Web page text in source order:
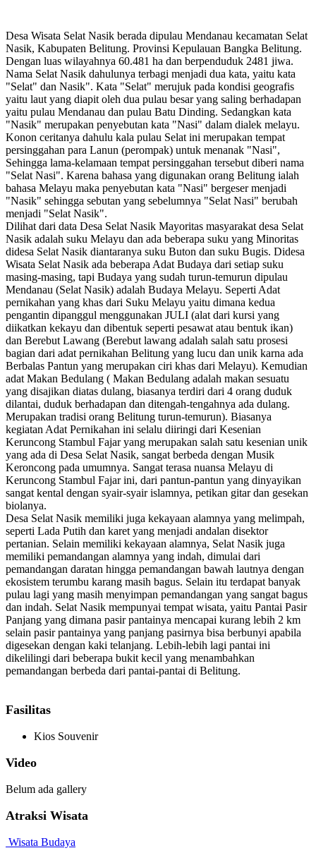
Desa Wisata Selat Nasik berada dipulau Mendanau kecamatan Selat
Nasik, Kabupaten Belitung. Provinsi Kepulauan Bangka Belitung.
Dengan luas wilayahnya 60.481 ha dan berpenduduk 2481 jiwa.
Nama Selat Nasik dahulunya terbagi menjadi dua kata, yaitu kata
"Selat" dan Nasik". Kata "Selat" merujuk pada kondisi geografis
yaitu laut yang diapit oleh dua pulau besar yang saling berhadapan
yaitu pulau Mendanau dan pulau Batu Dinding. Sedangkan kata
"Nasik" merupakan penyebutan kata "Nasi" dalam dialek melayu.
Konon ceritanya dahulu kala pulau Selat ini merupakan tempat
persinggahan para Lanun (perompak) untuk menanak "Nasi",
Sehingga lama-kelamaan tempat persinggahan tersebut diberi nama
"Selat Nasi". Karena bahasa yang digunakan orang Belitung ialah
bahasa Melayu maka penyebutan kata "Nasi" bergeser menjadi
"Nasik" sehingga sebutan yang sebelumnya "Selat Nasi" berubah
menjadi "Selat Nasik".
Dilihat dari data Desa Selat Nasik Mayoritas masyarakat desa Selat
Nasik adalah suku Melayu dan ada beberapa suku yang Minoritas
didesa Selat Nasik diantaranya suku Buton dan suku Bugis. Didesa
Wisata Selat Nasik ada beberapa Adat Budaya dari setiap suku
masing-masing, tapi Budaya yang sudah turun-temurun dipulau
Mendanau (Selat Nasik) adalah Budaya Melayu. Seperti Adat
pernikahan yang khas dari Suku Melayu yaitu dimana kedua
pengantin dipanggul menggunakan JULI (alat dari kursi yang
diikatkan kekayu dan dibentuk seperti pesawat atau bentuk ikan)
dan Berebut Lawang (Berebut lawang adalah salah satu prosesi
bagian dari adat pernikahan Belitung yang lucu dan unik karna ada
Berbalas Pantun yang merupakan ciri khas dari Melayu). Kemudian
adat Makan Bedulang ( Makan Bedulang adalah makan sesuatu
yang disajikan diatas dulang, biasanya terdiri dari 4 orang duduk
dilantai, duduk berhadapan dan ditengah-tengahnya ada dulang.
Merupakan tradisi orang Belitung turun-temurun). Biasanya
kegiatan Adat Pernikahan ini selalu diiringi dari Kesenian
Keruncong Stambul Fajar yang merupakan salah satu kesenian unik
yang ada di Desa Selat Nasik, sangat berbeda dengan Musik
Keroncong pada umumnya. Sangat terasa nuansa Melayu di
Keruncong Stambul Fajar ini, dari pantun-pantun yang dinyayikan
sangat kental dengan syair-syair islamnya, petikan gitar dan gesekan
biolanya.
Desa Selat Nasik memiliki juga kekayaan alamnya yang melimpah,
seperti Lada Putih dan karet yang menjadi andalan disektor
pertanian. Selain memiliki kekayaan alamnya, Selat Nasik juga
memiliki pemandangan alamnya yang indah, dimulai dari
pemandangan daratan hingga pemandangan bawah lautnya dengan
ekosistem terumbu karang masih bagus. Selain itu terdapat banyak
pulau lagi yang masih menyimpan pemandangan yang sangat bagus
dan indah. Selat Nasik mempunyai tempat wisata, yaitu Pantai Pasir
Panjang yang dimana pasir pantainya mencapai kurang lebih 2 km
selain pasir pantainya yang panjang pasirnya bisa berbunyi apabila
digesekan dengan kaki telanjang. Lebih-lebih lagi pantai ini
dikelilingi dari beberapa bukit kecil yang menambahkan
pemandangan berbeda dari pantai-pantai di Belitung.
Fasilitas
Kios Souvenir
Video
Belum ada gallery
Atraksi Wisata
Wisata Budaya